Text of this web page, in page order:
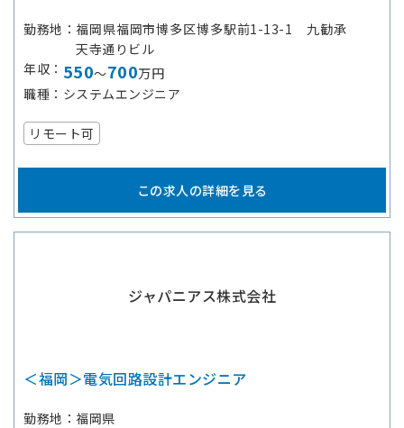
勤務地
福岡県福岡市博多区博多駅前1-13-1 九勧承
天寺通りビル
年収
550～700万円
職種
システムエンジニア
リモート可
この求人の詳細を見る
ジャパニアス株式会社
＜福岡＞電気回路設計エンジニア
勤務地
福岡県